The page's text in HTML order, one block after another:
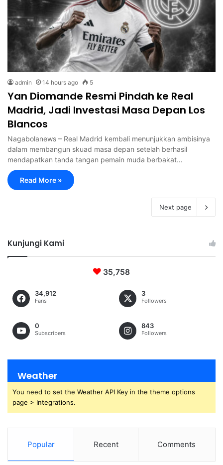
admin 14 hours ago 5
Yan Diomande Resmi Pindah ke Real
Madrid, Jadi Investasi Masa Depan Los
Blancos
Nagabolanews – Real Madrid kembali menunjukkan ambisinya
dalam membangun skuad masa depan setelah berhasil
mendapatkan tanda tangan pemain muda berbakat…
Read More »
Next page
Kunjungi Kami
35,758
34,912
Fans
3
Followers
0
Subscribers
843
Followers
Weather
You need to set the Weather API Key in the theme options
page > Integrations.
Popular Recent Comments